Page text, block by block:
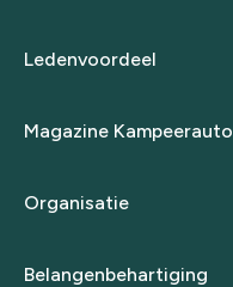
Ledenvoordeel
Magazine Kampeerauto
Organisatie
Belangenbehartiging